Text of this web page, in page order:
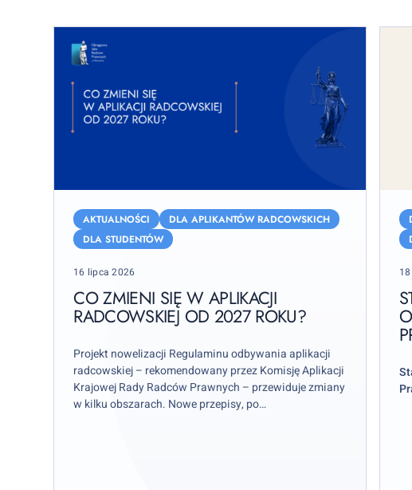
zmieni
aplikacji
radcowskiej
roku?
AKTUALNOŚCI
DLA APLIKANTÓW RADCOWSKICH
DLA STUDENTÓW
Posted
16 lipca 2026
CO ZMIENI SIĘ W APLIKACJI
RADCOWSKIEJ OD 2027 ROKU?
Projekt nowelizacji Regulaminu odbywania aplikacji
radcowskiej – rekomendowany przez Komisję Aplikacji
Krajowej Rady Radców Prawnych – przewiduje zmiany
w kilku obszarach. Nowe przepisy, po
Rad